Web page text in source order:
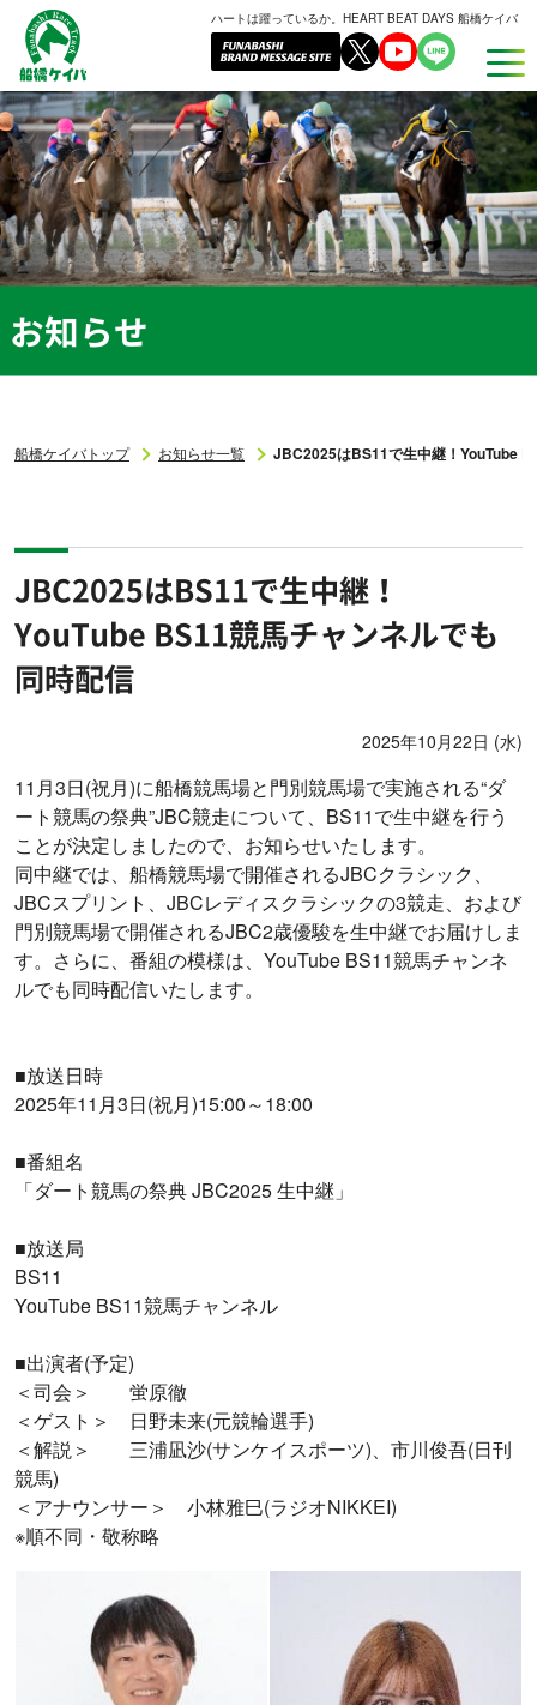
船
橋
ケ
イ
バ
ハートは躍っているか。HEART BEAT DAYS 船橋ケイバ
お知らせ
船橋ケイバトップ お知らせ一覧 JBC2025はBS11で生中継！YouTube
JBC2025はBS11で生中継！
YouTube BS11競馬チャンネルでも
同時配信
2025年10月22日 (水)
11月3日(祝月)に船橋競馬場と門別競馬場で実施される“ダ
ート競馬の祭典”JBC競走について、BS11で生中継を行う
ことが決定しましたので、お知らせいたします。
同中継では、船橋競馬場で開催されるJBCクラシック、
JBCスプリント、JBCレディスクラシックの3競走、および
門別競馬場で開催されるJBC2歳優駿を生中継でお届けしま
す。さらに、番組の模様は、YouTube BS11競馬チャンネ
ルでも同時配信いたします。
■放送日時
2025年11月3日(祝月)15:00～18:00
■番組名
「ダート競馬の祭典 JBC2025 生中継」
■放送局
BS11
YouTube BS11競馬チャンネル
■出演者(予定)
＜司会＞ 蛍原徹
＜ゲスト＞ 日野未来(元競輪選手)
＜解説＞ 三浦凪沙(サンケイスポーツ)、市川俊吾(日刊
競馬)
＜アナウンサー＞ 小林雅巳(ラジオNIKKEI)
※順不同・敬称略